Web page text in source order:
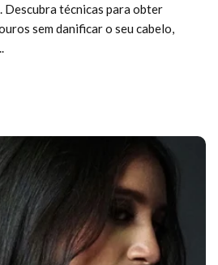
Descubra técnicas para obter
sem danificar o seu cabelo,